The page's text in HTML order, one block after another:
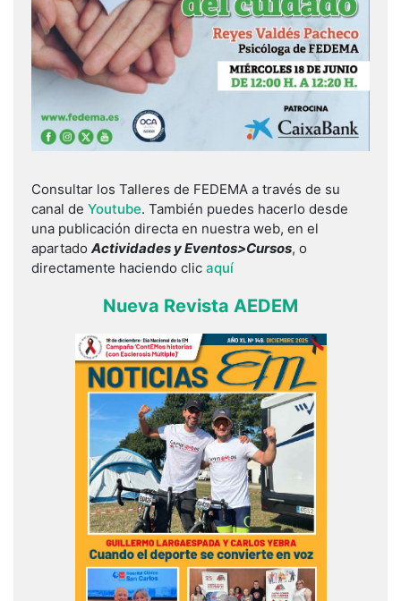
Consultar los Talleres de FEDEMA a través de su
canal de Youtube. También puedes hacerlo desde
una publicación directa en nuestra web, en el
apartado Actividades y Eventos>Cursos, o
directamente haciendo clic aquí
Nueva Revista AEDEM